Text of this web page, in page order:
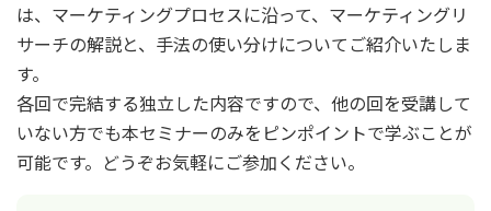
は、マーケティングプロセスに沿って、マーケティングリ
サーチの解説と、手法の使い分けについてご紹介いたしま
す。
各回で完結する独立した内容ですので、他の回を受講して
いない方でも本セミナーのみをピンポイントで学ぶことが
可能です。どうぞお気軽にご参加ください。